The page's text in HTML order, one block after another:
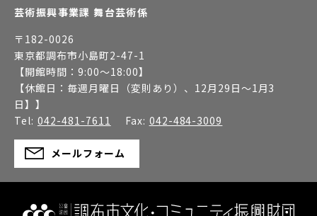
芸術振興事業課 舞台芸術係
〒 182-0026
東京都調布市小島町2-47-1
【開館時間： 9:00～18:00】
【休館日： 毎週月曜日（変則あり）、12月29日～1月3
日】 】
Tel: 042-481-7611 Fax: 042-484-3009
メールフォーム